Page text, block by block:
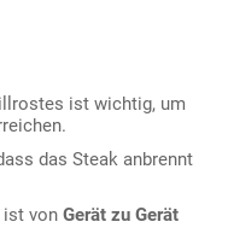
ist wichtig, um
das Steak anbrennt
ist von Gerät zu Gerät